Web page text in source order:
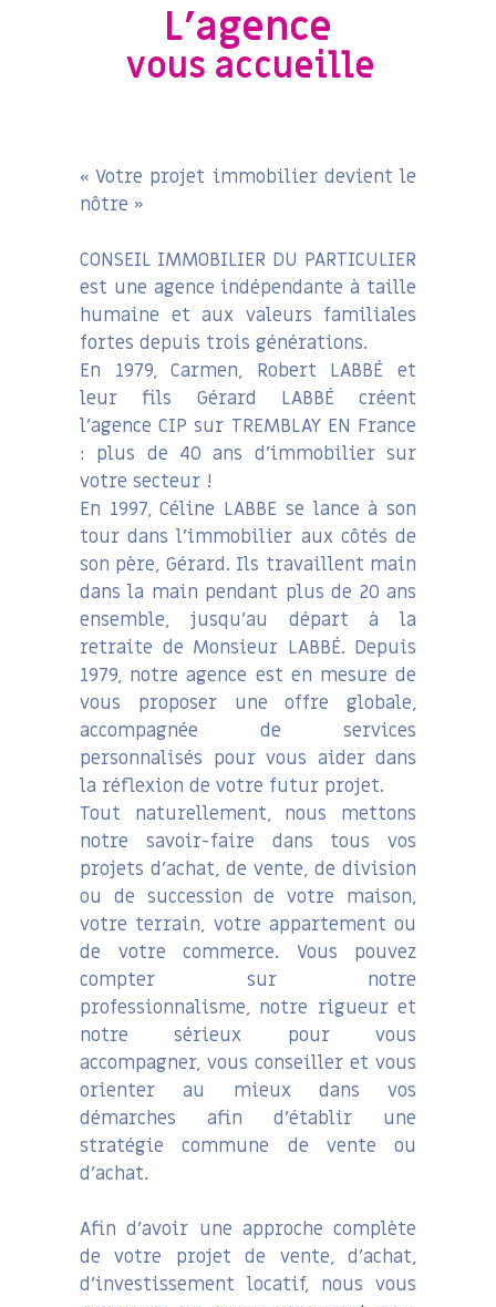
L'agence
vous accueille
« Votre projet immobilier devient le
nôtre »
CONSEIL IMMOBILIER DU PARTICULIER
est une agence indépendante à taille
humaine et aux valeurs familiales
fortes depuis trois générations.
En 1979, Carmen, Robert LABBÉ et
leur fils Gérard LABBÉ créent
l’agence CIP sur TREMBLAY EN France
: plus de 40 ans d’immobilier sur
votre secteur !
En 1997, Céline LABBE se lance à son
tour dans l’immobilier aux côtés de
son père, Gérard. Ils travaillent main
dans la main pendant plus de 20 ans
ensemble, jusqu’au départ à la
retraite de Monsieur LABBÉ. Depuis
1979, notre agence est en mesure de
vous proposer une offre globale,
accompagnée de services
personnalisés pour vous aider dans
la réflexion de votre futur projet.
Tout naturellement, nous mettons
notre savoir-faire dans tous vos
projets d’achat, de vente, de division
ou de succession de votre maison,
votre terrain, votre appartement ou
de votre commerce. Vous pouvez
compter sur notre
professionnalisme, notre rigueur et
notre sérieux pour vous
accompagner, vous conseiller et vous
orienter au mieux dans vos
démarches afin d’établir une
stratégie commune de vente ou
d’achat.
Afin d’avoir une approche complète
de votre projet de vente, d’achat,
d’investissement locatif, nous vous